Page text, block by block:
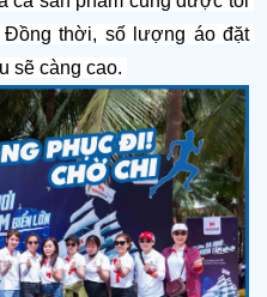
thời, số lượng áo đặt
sẽ càng cao.